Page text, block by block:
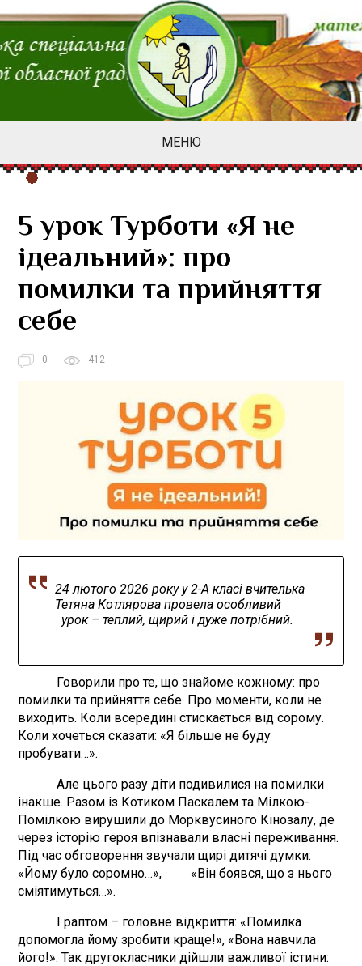
МЕНЮ
5 урок Турботи «Я не
ідеальний»: про
помилки та прийняття
себе
0 412
24 лютого 2026 року у 2-А класі вчителька
Тетяна Котлярова провела особливий
урок – теплий, щирий і дуже потрібний.
Говорили про те, що знайоме кожному: про
помилки та прийняття себе. Про моменти, коли не
виходить. Коли всередині стискається від сорому.
Коли хочеться сказати: «Я більше не буду
пробувати…».
Але цього разу діти подивилися на помилки
інакше. Разом із Котиком Паскалем та Мілкою-
Помілкою вирушили до Морквусиного Кінозалу, де
через історію героя впізнавали власні переживання.
Під час обговорення звучали щирі дитячі думки:
«Йому було соромно…», «Він боявся, що з нього
сміятимуться…».
І раптом – головне відкриття: «Помилка
допомогла йому зробити краще!», «Вона навчила
його!». Так другокласники дійшли важливої істини: